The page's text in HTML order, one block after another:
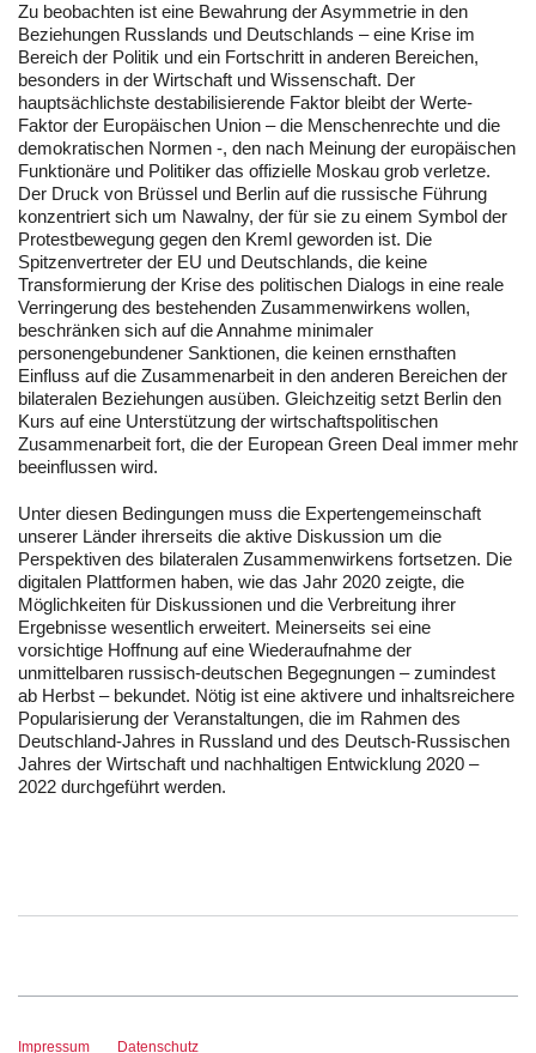
Zu beobachten ist eine Bewahrung der Asymmetrie in den
Beziehungen Russlands und Deutschlands – eine Krise im
Bereich der Politik und ein Fortschritt in anderen Bereichen,
besonders in der Wirtschaft und Wissenschaft. Der
hauptsächlichste destabilisierende Faktor bleibt der Werte-
Faktor der Europäischen Union – die Menschenrechte und die
demokratischen Normen -, den nach Meinung der europäischen
Funktionäre und Politiker das offizielle Moskau grob verletze.
Der Druck von Brüssel und Berlin auf die russische Führung
konzentriert sich um Nawalny, der für sie zu einem Symbol der
Protestbewegung gegen den Kreml geworden ist. Die
Spitzenvertreter der EU und Deutschlands, die keine
Transformierung der Krise des politischen Dialogs in eine reale
Verringerung des bestehenden Zusammenwirkens wollen,
beschränken sich auf die Annahme minimaler
personengebundener Sanktionen, die keinen ernsthaften
Einfluss auf die Zusammenarbeit in den anderen Bereichen der
bilateralen Beziehungen ausüben. Gleichzeitig setzt Berlin den
Kurs auf eine Unterstützung der wirtschaftspolitischen
Zusammenarbeit fort, die der European Green Deal immer mehr
beeinflussen wird.
Unter diesen Bedingungen muss die Expertengemeinschaft
unserer Länder ihrerseits die aktive Diskussion um die
Perspektiven des bilateralen Zusammenwirkens fortsetzen. Die
digitalen Plattformen haben, wie das Jahr 2020 zeigte, die
Möglichkeiten für Diskussionen und die Verbreitung ihrer
Ergebnisse wesentlich erweitert. Meinerseits sei eine
vorsichtige Hoffnung auf eine Wiederaufnahme der
unmittelbaren russisch-deutschen Begegnungen – zumindest
ab Herbst – bekundet. Nötig ist eine aktivere und inhaltsreichere
Popularisierung der Veranstaltungen, die im Rahmen des
Deutschland-Jahres in Russland und des Deutsch-Russischen
Jahres der Wirtschaft und nachhaltigen Entwicklung 2020 –
2022 durchgeführt werden.
Impressum Datenschutz